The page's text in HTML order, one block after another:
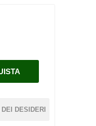
DESIDERI